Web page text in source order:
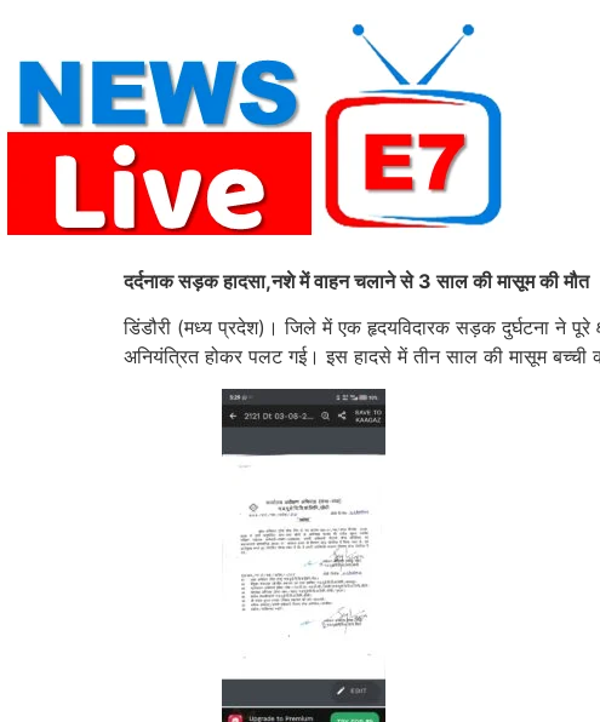
content
दर्दनाक सड़क हादसा,नशे में वाहन चलाने से 3 साल की मासूम की मौत
डिंडौरी (मध्य प्रदेश)। जिले में एक हृदयविदारक सड़क दुर्घटना ने पूरे
अनियंत्रित होकर पलट गई। इस हादसे में तीन साल की मासूम बच्ची